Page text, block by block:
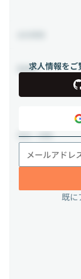
求人情報をご
既に
勤務地
休日・休暇